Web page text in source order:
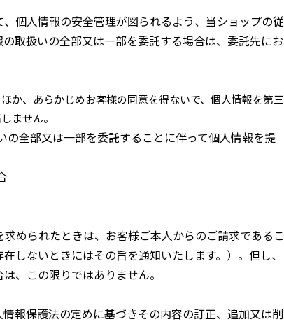
個人情報の安全管理が図られるよう、当ショップの従
取扱いの全部又は一部を委託する場合は、委託先にお
か、あらかじめお客様の同意を得ないで、個人情報を第三
ません。
の全部又は一部を委託することに伴って個人情報を提
められたときは、お客様ご本人からのご請求であるこ
しないときにはその旨を通知いたします。）。但し、
、この限りではありません。
報保護法の定めに基づきその内容の訂正、追加又は削